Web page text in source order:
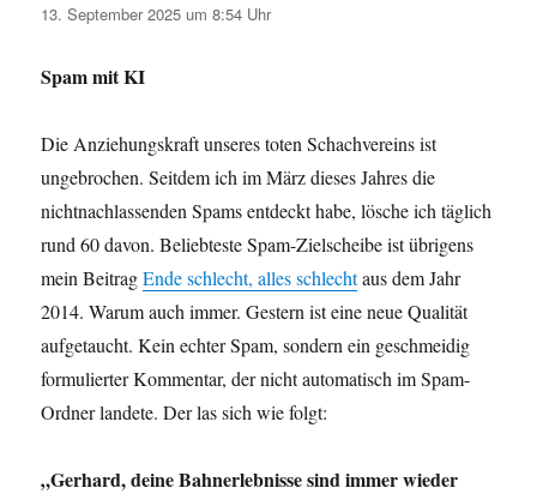
13. September 2025 um 8:54 Uhr
Spam mit KI
Die Anziehungskraft unseres toten Schachvereins ist
ungebrochen. Seitdem ich im März dieses Jahres die
nichtnachlassenden Spams entdeckt habe, lösche ich täglich
rund 60 davon. Beliebteste Spam-Zielscheibe ist übrigens
mein BeitragEnde schlecht, alles schlechtaus dem Jahr
2014. Warum auch immer. Gestern ist eine neue Qualität
aufgetaucht. Kein echter Spam, sondern ein geschmeidig
formulierter Kommentar, der nicht automatisch im Spam-
Ordner landete. Der las sich wie folgt:
„Gerhard, deine Bahnerlebnisse sind immer wieder